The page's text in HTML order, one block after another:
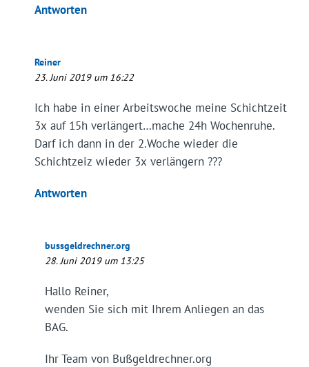
Antworten
Reiner
23. Juni 2019 um 16:22
Ich habe in einer Arbeitswoche meine Schichtzeit
3x auf 15h verlängert…mache 24h Wochenruhe.
Darf ich dann in der 2.Woche wieder die
Schichtzeiz wieder 3x verlängern ???
Antworten
bussgeldrechner.org
28. Juni 2019 um 13:25
Hallo Reiner,
wenden Sie sich mit Ihrem Anliegen an das
BAG.
Ihr Team von Bußgeldrechner.org